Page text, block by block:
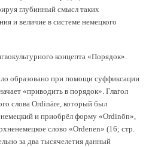
глубинный смысл таких
и величие в системе немецкого
концепта «Порядок».
образовано при помощи суффиксации
«приводить в порядок». Глагол
слова Ordināre, который был
и приобрёл форму «Ordinōn»,
слово «Ordenen» (16; стр.
за два тысячелетия данный